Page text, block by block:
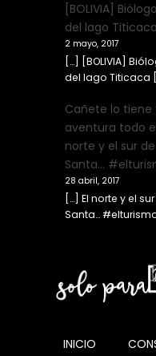
[BOLIVIA]
del lago Titicaca
2 mayo, 2017
[…] [BOLIVIA]
del lago Titicaca
Cañete lo tiene
aventura todo
norte y el sur
Santa…
28 abril, 2017
[…] El norte y el
Santa…
INICIO